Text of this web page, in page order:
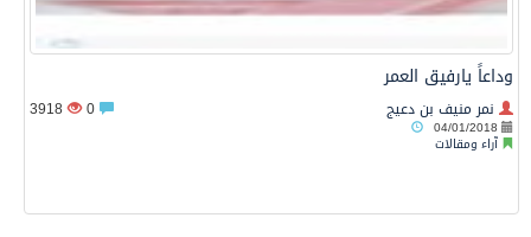
وداعاً يارفيق العمر
نمر منيف بن دعيج
04/01/2018
آراء ومقالات
3918